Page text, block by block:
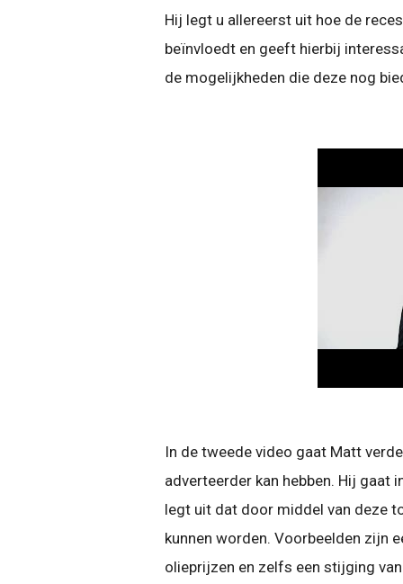
Hij legt u allereerst uit hoe de
beïnvloedt en geeft hierbij
de mogelijkheden die deze nog
In de tweede video gaat Matt
adverteerder kan hebben. Hij gaat
legt uit dat door middel van deze
kunnen worden. Voorbeelden zijn
olieprijzen en zelfs een stijging van